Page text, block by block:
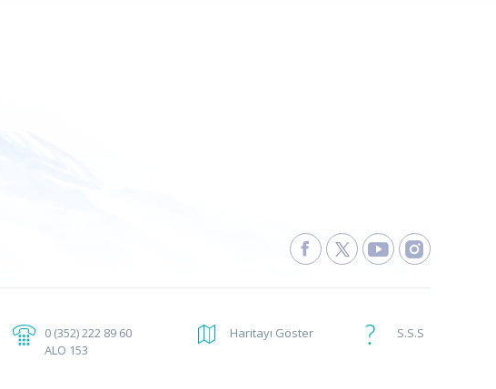
0 (352) 222 89 60
ALO 153
Haritayı Göster S.S.S